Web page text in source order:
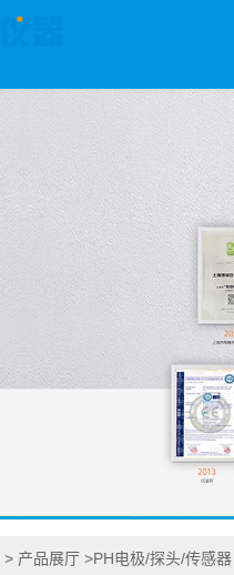
> 产品展厅 >PH电极/探头/传感器